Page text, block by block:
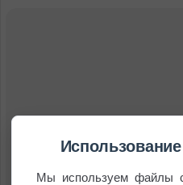
Мы используем файлы